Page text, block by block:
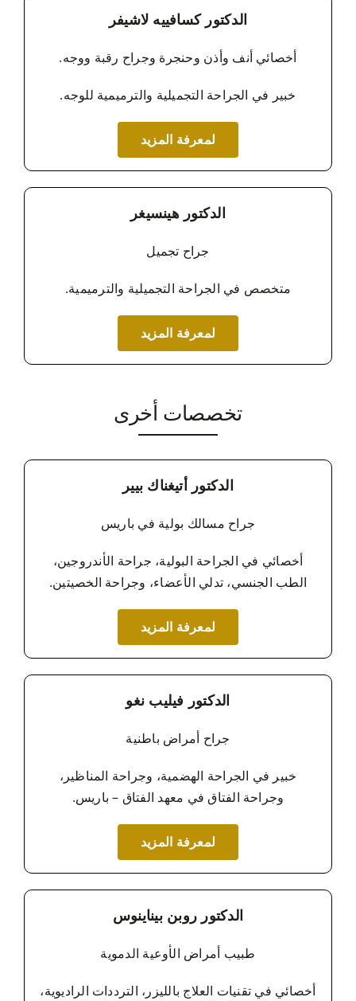
الدكتور كسافييه لاشيفر
أخصائي أنف وأذن وحنجرة وجراح رقبة ووجه.
خبير في الجراحة التجميلية والترميمية للوجه.
لمعرفة المزيد
الدكتور هينسيغر
جراح تجميل
متخصص في الجراحة التجميلية والترميمية.
لمعرفة المزيد
تخصصات أخرى
الدكتور أتيغناك بيير
جراح مسالك بولية في باريس
أخصائي في الجراحة البولية، جراحة الأندروجين،
الطب الجنسي، تدلي الأعضاء، وجراحة الخصيتين.
لمعرفة المزيد
الدكتور فيليب نغو
جراح أمراض باطنية
خبير في الجراحة الهضمية، وجراحة المناظير،
وجراحة الفتاق في معهد الفتاق – باريس.
لمعرفة المزيد
الدكتور روبن بيناينوس
طبيب أمراض الأوعية الدموية
أخصائي في تقنيات العلاج بالليزر، الترددات الراديوية،